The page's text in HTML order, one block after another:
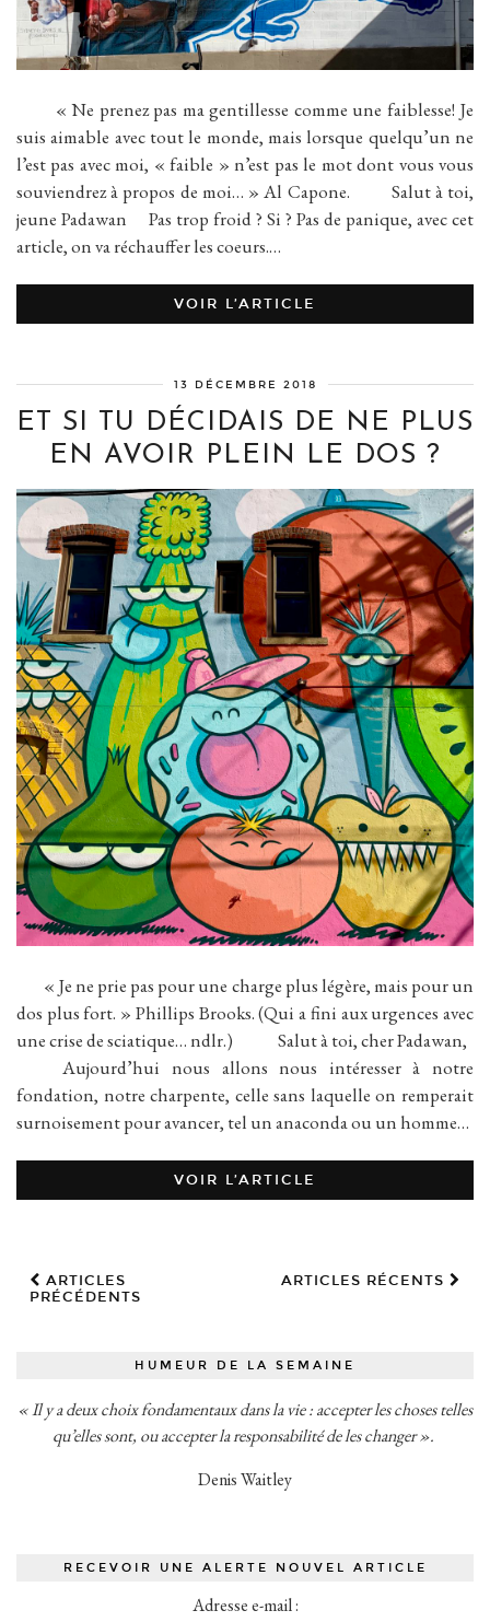
« Ne prenez pas ma gentillesse comme une faiblesse! Je
suis aimable avec tout le monde, mais lorsque quelqu’un ne
l’est pas avec moi, « faible » n’est pas le mot dont vous vous
souviendrez à propos de moi… » Al Capone. Salut à toi,
jeune Padawan Pas trop froid ? Si ? Pas de panique, avec cet
article, on va réchauffer les coeurs.…
VOIR L’ARTICLE
13 DÉCEMBRE 2018
ET SI TU DÉCIDAIS DE NE PLUS
EN AVOIR PLEIN LE DOS ?
« Je ne prie pas pour une charge plus légère, mais pour un
dos plus fort. » Phillips Brooks. (Qui a fini aux urgences avec
une crise de sciatique… ndlr.) Salut à toi, cher Padawan,
Aujourd’hui nous allons nous intéresser à notre
fondation, notre charpente, celle sans laquelle on remperait
surnoisement pour avancer, tel un anaconda ou un homme…
VOIR L’ARTICLE
ARTICLES
PRÉCÉDENTS
ARTICLES RÉCENTS
HUMEUR DE LA SEMAINE
« Il y a deux choix fondamentaux dans la vie : accepter les choses telles
qu’elles sont, ou accepter la responsabilité de les changer ».
Denis Waitley
RECEVOIR UNE ALERTE NOUVEL ARTICLE
Adresse e-mail :